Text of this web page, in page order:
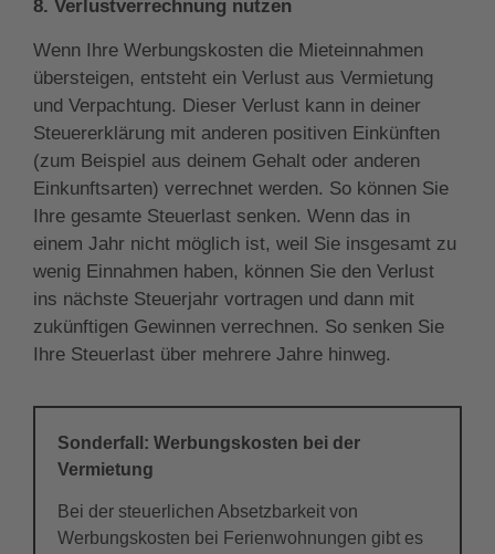
8. Verlustverrechnung nutzen
Wenn Ihre Werbungskosten die Mieteinnahmen
übersteigen, entsteht ein Verlust aus Vermietung
und Verpachtung. Dieser Verlust kann in deiner
Steuererklärung mit anderen positiven Einkünften
(zum Beispiel aus deinem Gehalt oder anderen
Einkunftsarten) verrechnet werden. So können Sie
Ihre gesamte Steuerlast senken. Wenn das in
einem Jahr nicht möglich ist, weil Sie insgesamt zu
wenig Einnahmen haben, können Sie den Verlust
ins nächste Steuerjahr vortragen und dann mit
zukünftigen Gewinnen verrechnen. So senken Sie
Ihre Steuerlast über mehrere Jahre hinweg.
Sonderfall: Werbungskosten bei der
Vermietung
Bei der steuerlichen Absetzbarkeit von
Werbungskosten bei Ferienwohnungen gibt es